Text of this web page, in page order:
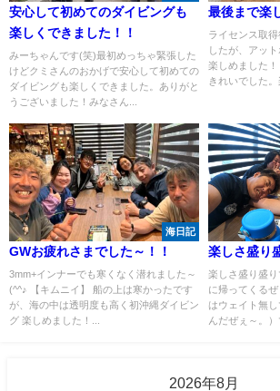
安心して初めてのダイビングも
楽しくできました！！
みーちゃんです(笑)最初めっちゃ緊張した
けどクミさんのおかげで安心して初めての
ダイビングも楽しくできました。ありがと
うございました！みなさん...
最後まで楽
ライセンス取
したが、アッ
楽しめました
きれいでした
海日記
GWお疲れさまでした～！！
3mm+インナーでも寒くなく潜れました～
(^^♪ 【キムニイ】 船の上は寒かったです
が、海の中は透明度も高く初沖縄ダイビン
グ 楽しめました！...
楽しさ盛り
楽しさ盛り盛
に帰ってくる
はウェイト無
んだぜぇ～。）
2026年8月